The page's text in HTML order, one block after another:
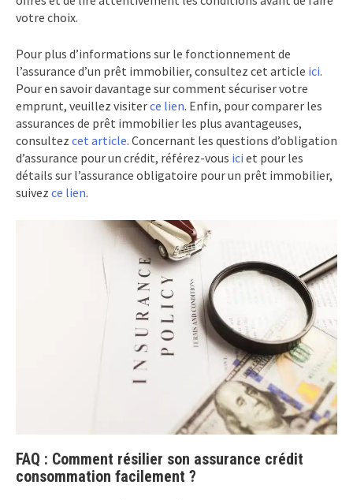
votre choix.
Pour plus d’informations sur le fonctionnement de
l’assurance d’un prêt immobilier, consultez cet article ici.
Pour en savoir davantage sur comment sécuriser votre
emprunt, veuillez visiterce lien. Enfin, pour comparer les
assurances de prêt immobilier les plus avantageuses,
consultez cet article. Concernant les questions d’obligation
d’assurance pour un crédit, référez-vous ici et pour les
détails sur l’assurance obligatoire pour un prêt immobilier,
suivez ce lien.
FAQ : Comment résilier son assurance crédit
consommation facilement ?